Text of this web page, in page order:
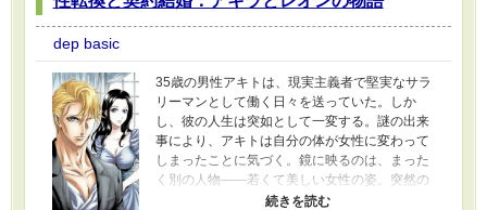
見していく。 一方で、周囲の同僚たちや上司
は、尚樹の変化に気づき始めるが、彼の驚異的
気づかない。仕事での成功が続く中、尚樹は自
分自身とどう向き合うべきか、事件解決だけで
なく、自分自身との戦いに苦しむ。そして、彼
はある日、重大な決断を迫られる――天才刑事
として生き続けるか、それとも新たな「乙女」
としての自分を受け入れ、全く違う人生を歩む
か。 連続殺人事件の謎解きと、内面の自己発見
が絡み合う本作は、知能とアイデンティティの
dep basic
35歳の男性アキトは、現実主義者で堅実なサラ
リーマンとして働く日々を送っていた。しか
し、彼の人生は突如として一変する。謎の出来
事により、アキトは自分の体が女性に変わって
しまったことに気づく。鏡に映るのは、まった
く別の人物――若くて美しい女性の姿。突然の
変化に戸惑う彼は、周囲の人々の目や反応にも